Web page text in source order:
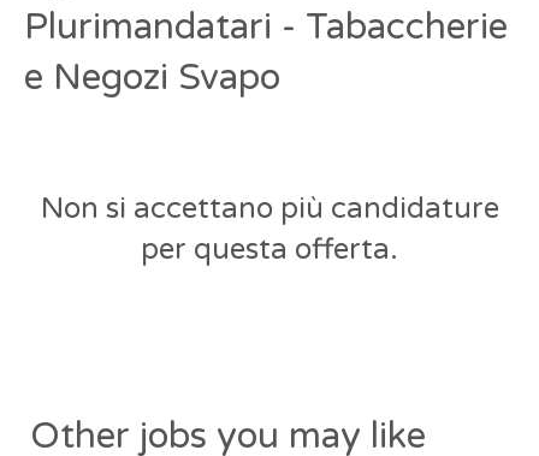
Plurimandatari - Tabaccherie
e Negozi Svapo
Non si accettano più candidature
per questa offerta.
Other jobs you may like